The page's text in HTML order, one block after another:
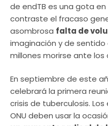
de endTB es una gota
contraste el fracaso
asombrosa falta de
imaginación y de
millones morirse ante
En septiembre de este
celebrará la primera
crisis de tuberculosis.
ONU deben usar la